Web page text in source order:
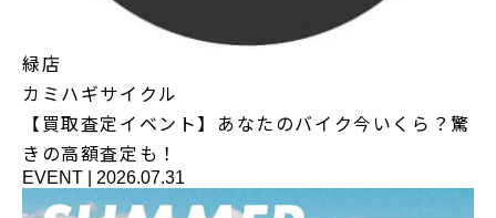
緑店
カミハギサイクル
【買取査定イベント】あなたのバイク今いくら？驚
きの高額査定も！
EVENT 2026.07.31